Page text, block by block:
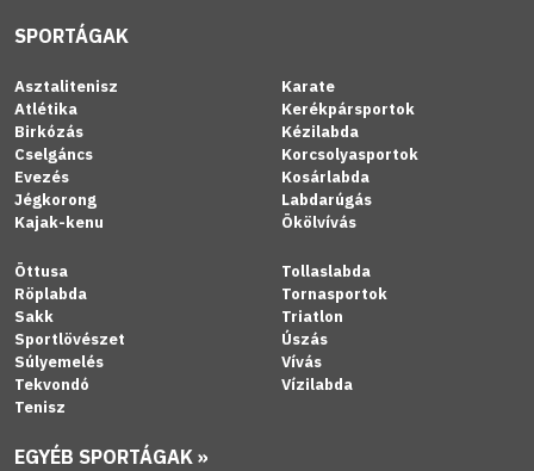
SPORTÁGAK
Asztalitenisz
Atlétika
Birkózás
Cselgáncs
Evezés
Jégkorong
Kajak-kenu
Karate
Kerékpársportok
Kézilabda
Korcsolyasportok
Kosárlabda
Labdarúgás
Ökölvívás
Öttusa
Röplabda
Sakk
Sportlövészet
Súlyemelés
Tekvondó
Tenisz
Tollaslabda
Tornasportok
Triatlon
Úszás
Vívás
Vízilabda
EGYÉB SPORTÁGAK »